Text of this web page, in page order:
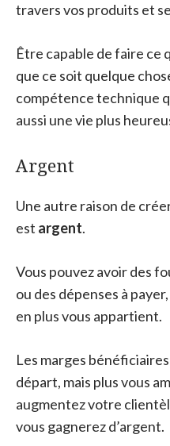
travers vos produits et
Être capable de faire ce
que ce soit quelque
compétence technique
aussi une vie plus
Argent
Une autre raison de
est argent.
Vous pouvez avoir des
ou des dépenses à
en plus vous appartient.
Les marges
départ, mais plus vous
augmentez votre
vous gagnerez d’argent.